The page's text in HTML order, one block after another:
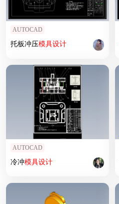
AUTOCAD
托板冲压模具设计
AUTOCAD
冷冲模具设计